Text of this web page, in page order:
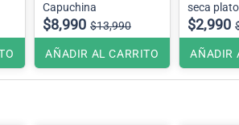
Capuchina
$8,990 $13,990
AÑADIR AL CARRITO
seca
$2,990
AÑADIR